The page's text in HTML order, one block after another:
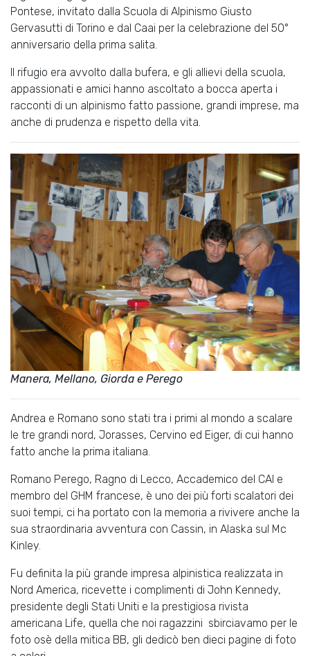
Pontese, invitato dalla Scuola di Alpinismo Giusto
Gervasutti di Torino e dal Caai per la celebrazione del 50°
anniversario della prima salita.
Il rifugio era avvolto dalla bufera, e gli allievi della scuola,
appassionati e amici hanno ascoltato a bocca aperta i
racconti di un alpinismo fatto passione, grandi imprese, ma
anche di prudenza e rispetto della vita.
Manera, Mellano, Giorda e Perego
Andrea e Romano sono stati tra i primi al mondo a scalare
le tre grandi nord, Jorasses, Cervino ed Eiger, di cui hanno
fatto anche la prima italiana.
Romano Perego, Ragno di Lecco, Accademico del CAI e
membro del GHM francese, è uno dei più forti scalatori dei
suoi tempi, ci ha portato con la memoria a rivivere anche la
sua straordinaria avventura con Cassin, in Alaska sul Mc
Kinley.
Fu definita la più grande impresa alpinistica realizzata in
Nord America, ricevette i complimenti di John Kennedy,
presidente degli Stati Uniti e la prestigiosa rivista
americana Life, quella che noi ragazzini sbirciavamo per le
foto osè della mitica BB, gli dedicò ben dieci pagine di foto